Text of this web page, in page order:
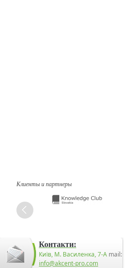
Клиенты и партнеры
Контакти:
Київ, М. Василенка, 7-А mail:
info@akcent-pro.com